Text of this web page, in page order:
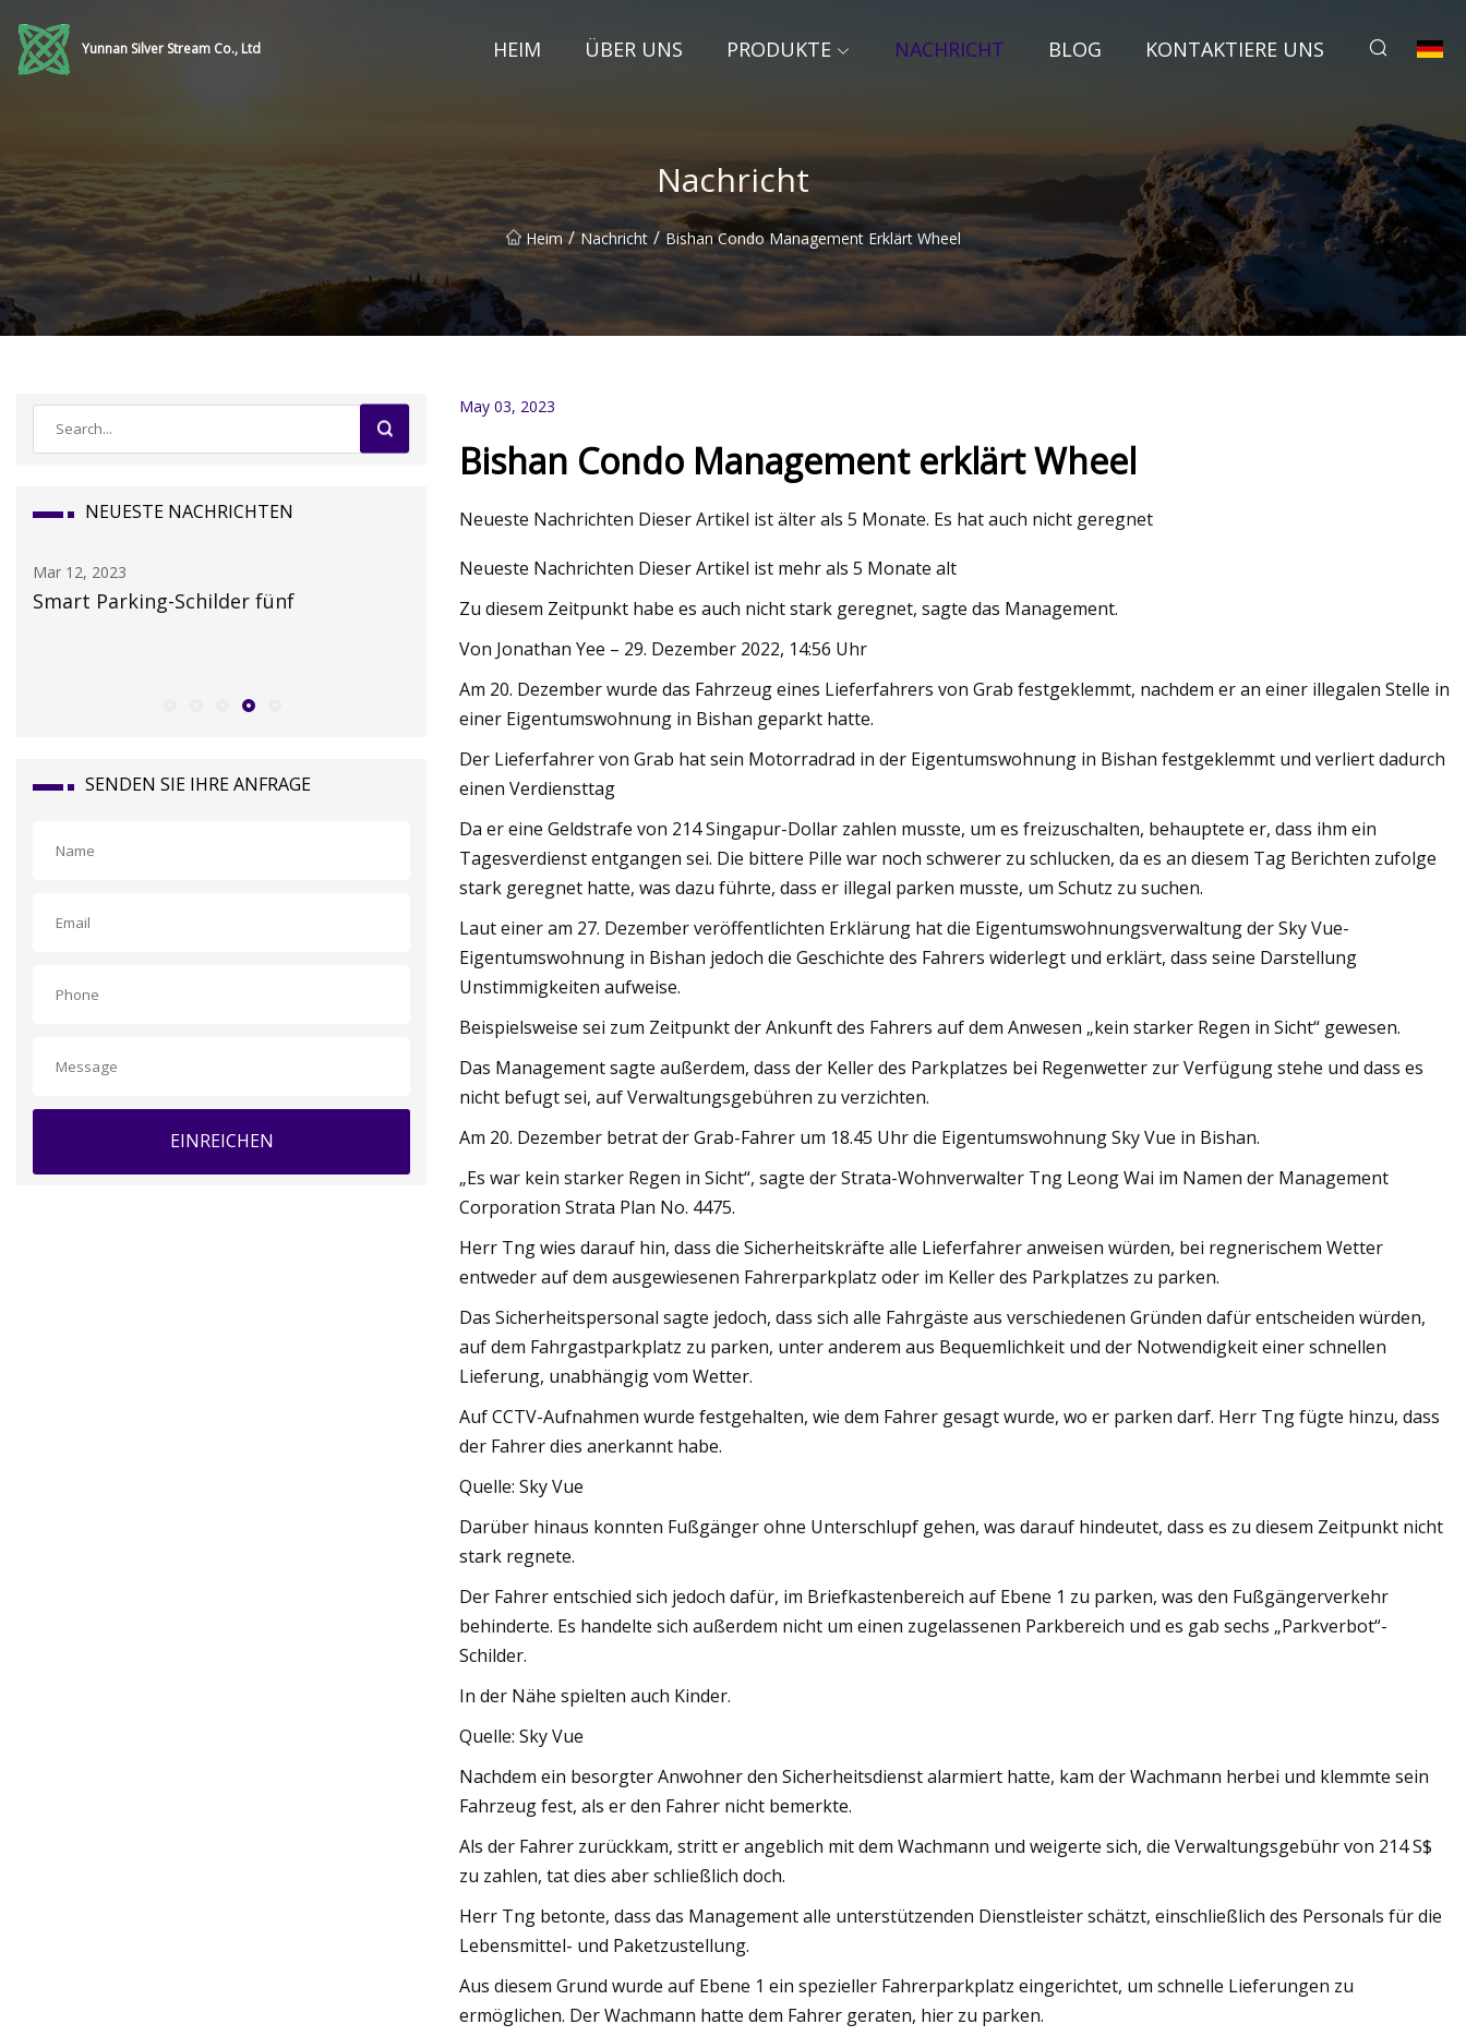
Yunnan Silver Stream Co., Ltd HEIM ÜBER UNS PRODUKTE NACHRICHT BLOG KONTAKTIERE UNS
Nachricht
Heim / Nachricht / Bishan Condo Management Erklärt Wheel
NEUESTE NACHRICHTEN
Mar 12, 2023
Smart Parking-Schilder fünf
Mar 14, 2023
Richtlinien für automatische
Mar 06, 2023
Festival Internationales RFID-
SENDEN SIE IHRE ANFRAGE
EINREICHEN
May 03, 2023
Bishan Condo Management erklärt Wheel
Neueste Nachrichten Dieser Artikel ist älter als 5 Monate. Es hat auch nicht geregnet
Neueste Nachrichten Dieser Artikel ist mehr als 5 Monate alt
Zu diesem Zeitpunkt habe es auch nicht stark geregnet, sagte das Management.
Von Jonathan Yee – 29. Dezember 2022, 14:56 Uhr
Am 20. Dezember wurde das Fahrzeug eines Lieferfahrers von Grab festgeklemmt, nachdem er an einer illegalen Stelle in
einer Eigentumswohnung in Bishan geparkt hatte.
Der Lieferfahrer von Grab hat sein Motorradrad in der Eigentumswohnung in Bishan festgeklemmt und verliert dadurch
einen Verdiensttag
Da er eine Geldstrafe von 214 Singapur-Dollar zahlen musste, um es freizuschalten, behauptete er, dass ihm ein
Tagesverdienst entgangen sei. Die bittere Pille war noch schwerer zu schlucken, da es an diesem Tag Berichten zufolge
stark geregnet hatte, was dazu führte, dass er illegal parken musste, um Schutz zu suchen.
Laut einer am 27. Dezember veröffentlichten Erklärung hat die Eigentumswohnungsverwaltung der Sky Vue-
Eigentumswohnung in Bishan jedoch die Geschichte des Fahrers widerlegt und erklärt, dass seine Darstellung
Unstimmigkeiten aufweise.
Beispielsweise sei zum Zeitpunkt der Ankunft des Fahrers auf dem Anwesen „kein starker Regen in Sicht“ gewesen.
Das Management sagte außerdem, dass der Keller des Parkplatzes bei Regenwetter zur Verfügung stehe und dass es
nicht befugt sei, auf Verwaltungsgebühren zu verzichten.
Am 20. Dezember betrat der Grab-Fahrer um 18.45 Uhr die Eigentumswohnung Sky Vue in Bishan.
„Es war kein starker Regen in Sicht“, sagte der Strata-Wohnverwalter Tng Leong Wai im Namen der Management
Corporation Strata Plan No. 4475.
Herr Tng wies darauf hin, dass die Sicherheitskräfte alle Lieferfahrer anweisen würden, bei regnerischem Wetter
entweder auf dem ausgewiesenen Fahrerparkplatz oder im Keller des Parkplatzes zu parken.
Das Sicherheitspersonal sagte jedoch, dass sich alle Fahrgäste aus verschiedenen Gründen dafür entscheiden würden,
auf dem Fahrgastparkplatz zu parken, unter anderem aus Bequemlichkeit und der Notwendigkeit einer schnellen
Lieferung, unabhängig vom Wetter.
Auf CCTV-Aufnahmen wurde festgehalten, wie dem Fahrer gesagt wurde, wo er parken darf. Herr Tng fügte hinzu, dass
der Fahrer dies anerkannt habe.
Quelle: Sky Vue
Darüber hinaus konnten Fußgänger ohne Unterschlupf gehen, was darauf hindeutet, dass es zu diesem Zeitpunkt nicht
stark regnete.
Der Fahrer entschied sich jedoch dafür, im Briefkastenbereich auf Ebene 1 zu parken, was den Fußgängerverkehr
behinderte. Es handelte sich außerdem nicht um einen zugelassenen Parkbereich und es gab sechs „Parkverbot“-
Schilder.
In der Nähe spielten auch Kinder.
Quelle: Sky Vue
Nachdem ein besorgter Anwohner den Sicherheitsdienst alarmiert hatte, kam der Wachmann herbei und klemmte sein
Fahrzeug fest, als er den Fahrer nicht bemerkte.
Als der Fahrer zurückkam, stritt er angeblich mit dem Wachmann und weigerte sich, die Verwaltungsgebühr von 214 S$
zu zahlen, tat dies aber schließlich doch.
Herr Tng betonte, dass das Management alle unterstützenden Dienstleister schätzt, einschließlich des Personals für die
Lebensmittel- und Paketzustellung.
Aus diesem Grund wurde auf Ebene 1 ein spezieller Fahrerparkplatz eingerichtet, um schnelle Lieferungen zu
ermöglichen. Der Wachmann hatte dem Fahrer geraten, hier zu parken.